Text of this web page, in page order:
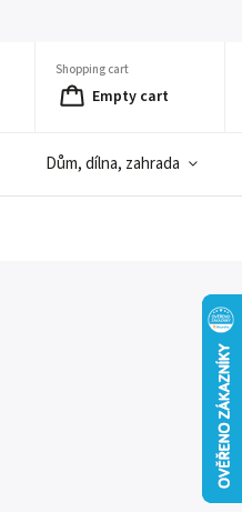
Shopping cart
Empty cart
Dům, dílna, zahrada